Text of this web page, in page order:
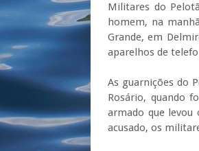
Militares do
homem, na
Grande, em
aparelhos de
As guarnições do
Rosário, quando
armado que levou
acusado, os